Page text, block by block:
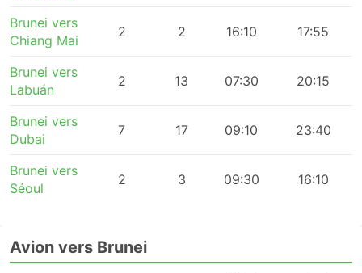
Brunei vers
Chiang Mai
2 2 16:10 17:55
Brunei vers
Labuán
2 13 07:30 20:15
Brunei vers
Dubai
7 17 09:10 23:40
Brunei vers
Séoul
2 3 09:30 16:10
Avion vers Brunei